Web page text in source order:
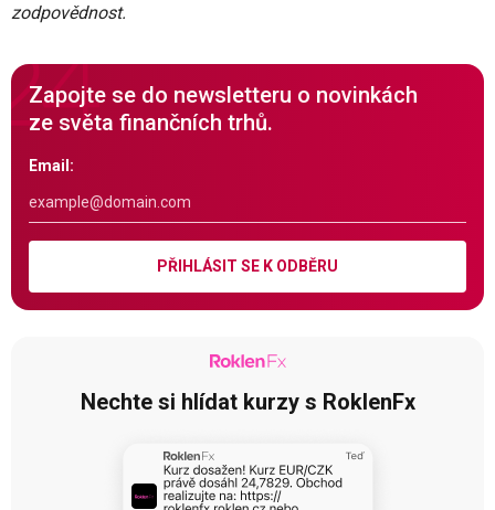
zodpovědnost.
Zapojte se do newsletteru o novinkách
ze světa finančních trhů.
Email:
PŘIHLÁSIT SE K ODBĚRU
Nechte si hlídat kurzy s RoklenFx